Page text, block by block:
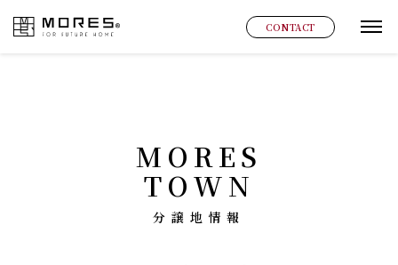
MORES CONTACT グ
MORES
TOWN
分譲地情報